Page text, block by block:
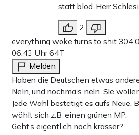
statt blöd, Herr
2
everything woke turns to shit 3
06:43 Uhr64T
Melden
Haben die Deutschen etwas
Nein, und nochmals nein. Sie
Jede Wahl bestätigt es aufs Neue.
wählt sich z.B. einen grünen MP.
Geht’s eigentlich noch krasser?